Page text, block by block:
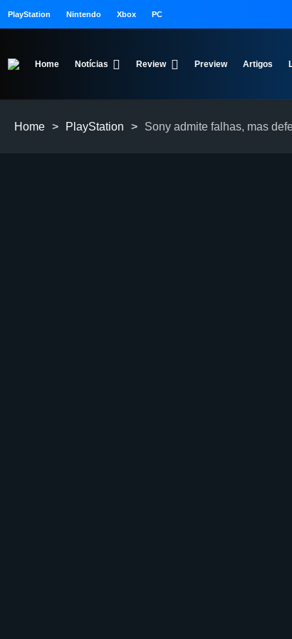
PlayStation Nintendo Xbox PC
Home Notícias Review Preview Artigos
Home > PlayStation > Sony admite falhas, mas